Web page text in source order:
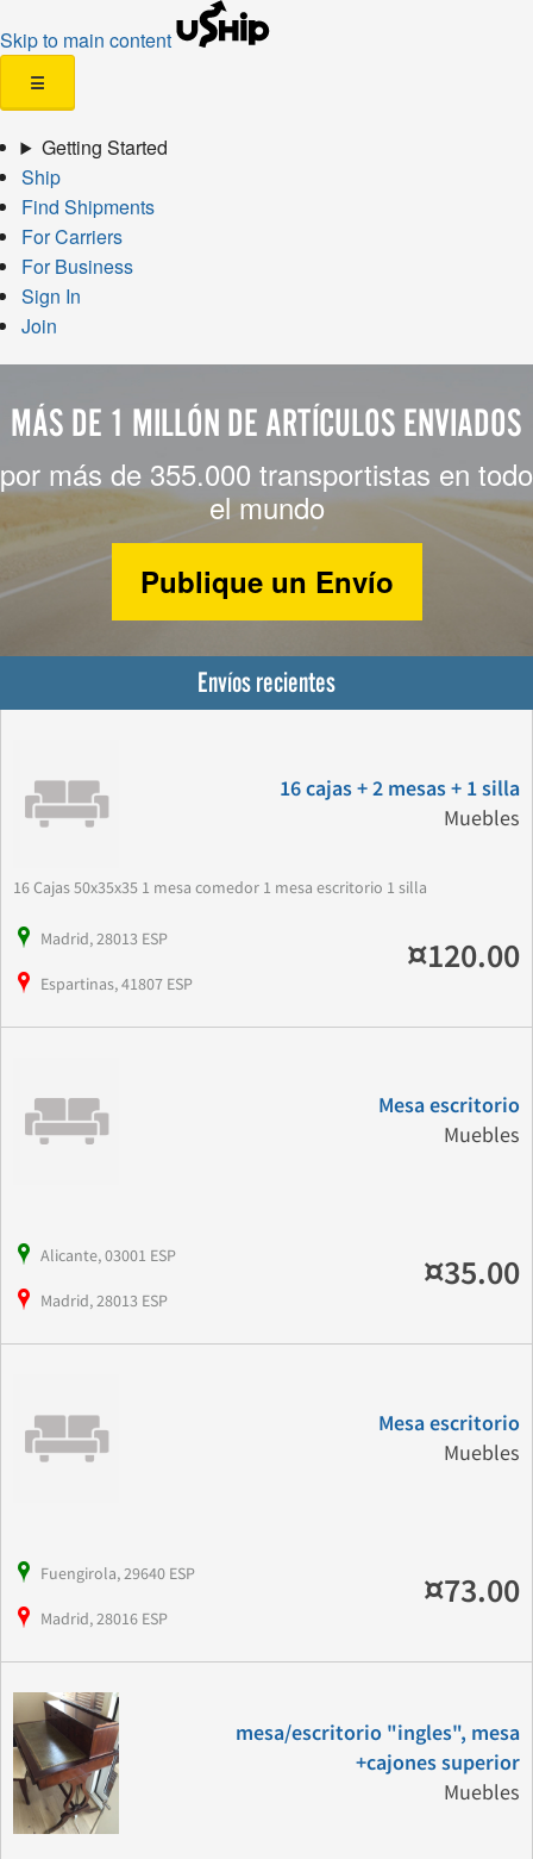
Skip to main content
☰
Getting Started
Ship
Find Shipments
For Carriers
For Business
Sign In
Join
MÁS DE 1 MILLÓN DE ARTÍCULOS ENVIADOS
por más de 355.000 transportistas en todo
el mundo
Publique un Envío
Envíos recientes
16 cajas + 2 mesas + 1 silla
Muebles
16 Cajas 50x35x35 1 mesa comedor 1 mesa escritorio 1 silla
Madrid, 28013 ESP
Espartinas, 41807 ESP
¤120.00
Mesa escritorio
Muebles
Alicante, 03001 ESP
Madrid, 28013 ESP
¤35.00
Mesa escritorio
Muebles
Fuengirola, 29640 ESP
Madrid, 28016 ESP
¤73.00
mesa/escritorio "ingles", mesa
+cajones superior
Muebles